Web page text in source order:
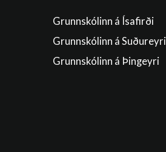
Grunnskólinn á Ísafirði
Grunnskólinn á Suðureyri
Grunnskólinn á Þingeyri